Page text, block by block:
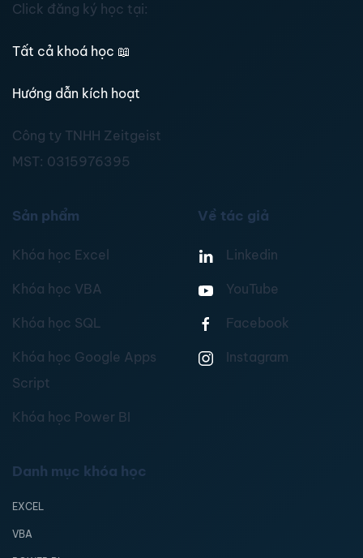
Click đăng ký học tại:
Tất cả khoá học 📖
Hướng dẫn kích hoạt
Công ty TNHH Zeitgeist
MST: 0315976395
Sản phẩm
Khóa học Excel
Khóa học VBA
Khóa học SQL
Khóa học Google Apps
Script
Khóa học Power BI
Về tác giả
Linkedin
YouTube
Facebook
Instagram
Danh mục khóa học
EXCEL
VBA